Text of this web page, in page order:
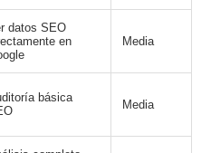
datos SEO
en
Media
básica
Media